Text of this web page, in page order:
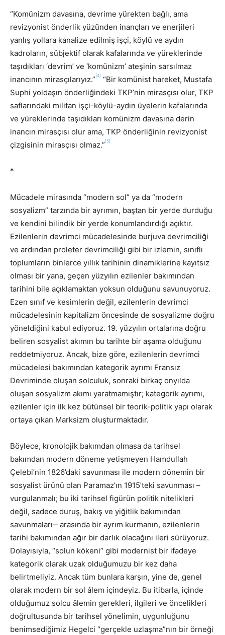
“Komünizm davasına, devrime yürekten bağlı, ama
revizyonist önderlik yüzünden inançları ve enerjileri
yanlış yollara kanalize edilmiş işçi, köylü ve aydın
kadroların, sübjektif olarak kafalarında ve yüreklerinde
taşıdıkları ‘devrim’ ve ‘komünizm’ ateşinin sarsılmaz
inancının mirasçılarıyız.” [4] “Bir komünist hareket, Mustafa
Suphi yoldaşın önderliğindeki TKP’nin mirasçısı olur, TKP
saflarındaki militan işçi-köylü-aydın üyelerin kafalarında
ve yüreklerinde taşıdıkları komünizm davasına derin
inancın mirasçısı olur ama, TKP önderliğinin revizyonist
çizgisinin mirasçısı olmaz.” [5]
*
Mücadele mirasında “modern sol” ya da “modern
sosyalizm” tarzında bir ayrımın, baştan bir yerde durduğu
ve kendini bilindik bir yerde konumlandırdığı açıktır.
Ezilenlerin devrimci mücadelesinde burjuva devrimciliği
ve ardından proleter devrimciliği gibi bir izlemin, sınıflı
toplumların binlerce yıllık tarihinin dinamiklerine kayıtsız
olması bir yana, geçen yüzyılın ezilenler bakımından
tarihini bile açıklamaktan yoksun olduğunu savunuyoruz.
Ezen sınıf ve kesimlerin değil, ezilenlerin devrimci
mücadelesinin kapitalizm öncesinde de sosyalizme doğru
yöneldiğini kabul ediyoruz. 19. yüzyılın ortalarına doğru
beliren sosyalist akımın bu tarihte bir aşama olduğunu
reddetmiyoruz. Ancak, bize göre, ezilenlerin devrimci
mücadelesi bakımından kategorik ayrımı Fransız
Devriminde oluşan solculuk, sonraki birkaç onyılda
oluşan sosyalizm akımı yaratmamıştır; kategorik ayrımı,
ezilenler için ilk kez bütünsel bir teorik-politik yapı olarak
ortaya çıkan Marksizm oluşturmaktadır.
Böylece, kronolojik bakımdan olmasa da tarihsel
bakımdan modern döneme yetişmeyen Hamdullah
Çelebi’nin 1826’daki savunması ile modern dönemin bir
sosyalist ürünü olan Paramaz’ın 1915’teki savunması –
vurgulanmalı; bu iki tarihsel figürün politik nitelikleri
değil, sadece duruş, bakış ve yiğitlik bakımından
savunmaları‒ arasında bir ayrım kurmanın, ezilenlerin
tarihi bakımından ağır bir darlık olacağını ileri sürüyoruz.
Dolayısıyla, “solun kökeni” gibi modernist bir ifadeye
kategorik olarak uzak olduğumuzu bir kez daha
belirtmeliyiz. Ancak tüm bunlara karşın, yine de, genel
olarak modern bir sol âlem içindeyiz. Bu itibarla, içinde
olduğumuz solcu âlemin gerekleri, ilgileri ve öncelikleri
doğrultusunda bir tarihsel yönelimin, uygunluğunu
benimsediğimiz Hegelci “gerçekle uzlaşma”nın bir örneği